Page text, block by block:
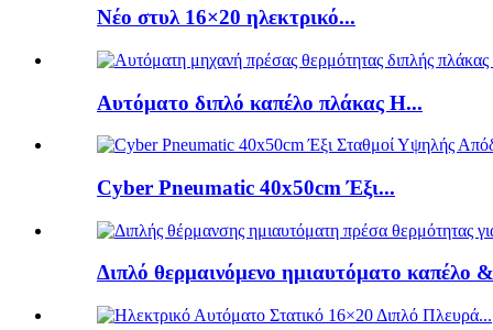
Νέο στυλ 16×20 ηλεκτρικό...
Αυτόματο διπλό καπέλο πλάκας H...
Cyber ​​Pneumatic 40x50cm Έξι...
Διπλό θερμαινόμενο ημιαυτόματο καπέλο